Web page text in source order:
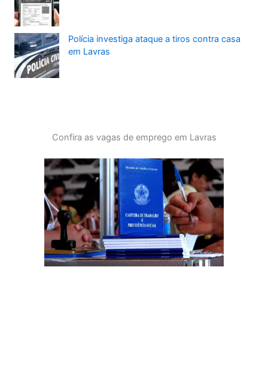
Polícia investiga ataque a tiros contra casa
em Lavras
Confira as vagas de emprego em Lavras